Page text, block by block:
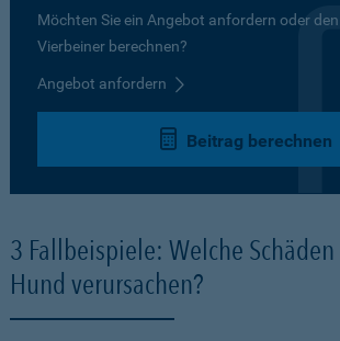
Möchten Sie ein Angebot anfordern oder
Vierbeiner berechnen?
Angebot anfordern
Beitrag berechnen
3 Fallbeispiele: Welche
Hund verursachen?